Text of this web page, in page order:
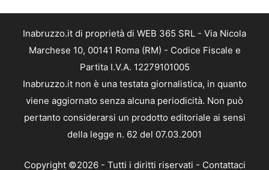
Inabruzzo.it di proprietà di WEB 365 SRL - Via Nicola
Marchese 10, 00141 Roma (RM) - Codice Fiscale e
Partita I.V.A. 12279101005
Inabruzzo.it non è una testata giornalistica, in quanto
viene aggiornato senza alcuna periodicità. Non può
pertanto considerarsi un prodotto editoriale ai sensi
della legge n. 62 del 07.03.2001
Copyright ©2026 - Tutti i diritti riservati - Contattaci